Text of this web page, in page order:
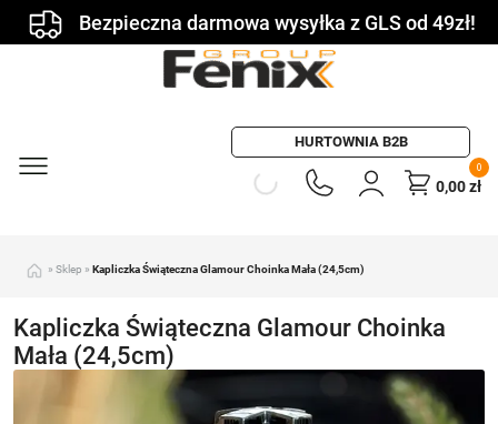
Bezpieczna darmowa wysyłka z GLS od 49zł!
HURTOWNIA B2B
0
0,00zł
» Sklep » Kapliczka Świąteczna Glamour Choinka Mała (24,5cm)
Kapliczka Świąteczna Glamour Choinka
Mała (24,5cm)